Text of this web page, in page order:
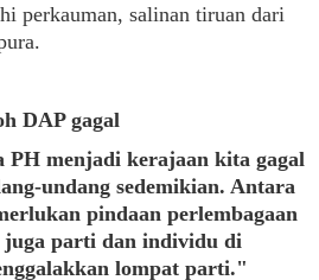
perkauman, salinan tiruan dari
DAP gagal
PH menjadi kerajaan kita gagal
undang sedemikian. Antara
pindaan perlembagaan
juga parti dan individu di
lompat parti."